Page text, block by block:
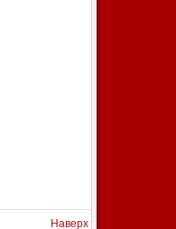
Наверх